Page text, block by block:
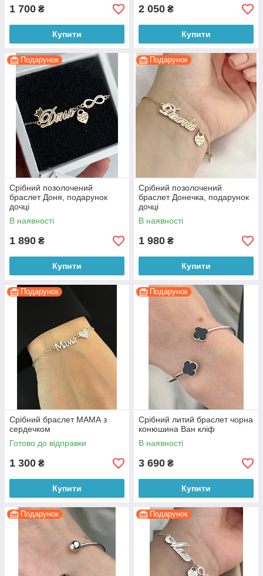
1 700 ₴
Купити
2 050 ₴
Купити
Подарунок
Срібний позолочений
браслет Доня, подарунок
дочці
В наявності
1 890 ₴
Купити
Подарунок
Срібний позолочений
браслет Донечка, подарунок
дочці
В наявності
1 980 ₴
Купити
Подарунок
Срібний браслет МАМА з
сердечком
Готово до відправки
1 300 ₴
Купити
Подарунок
Срібний литий браслет чорна
конюшина Ван кліф
В наявності
3 690 ₴
Купити
Подарунок Подарунок